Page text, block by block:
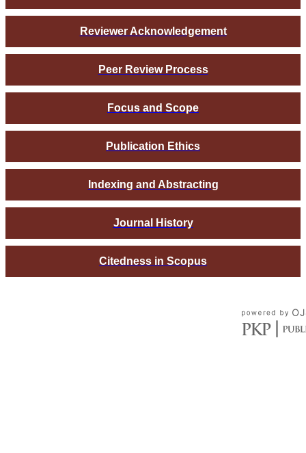
Reviewer Acknowledgement
Peer Review Process
Focus and Scope
Publication Ethics
Indexing and Abstracting
Journal History
Citedness in Scopus